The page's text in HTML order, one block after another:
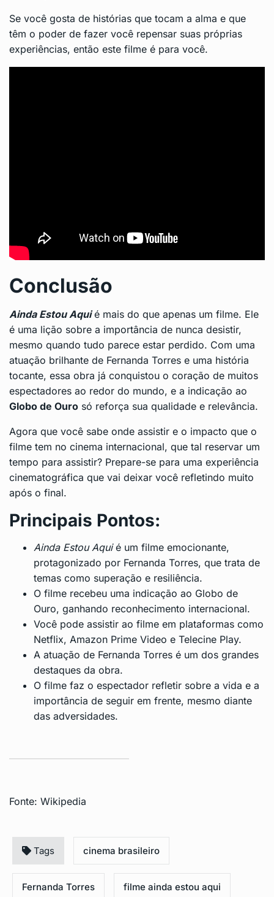
Se você gosta de histórias que tocam a alma e que
têm o poder de fazer você repensar suas próprias
experiências, então este filme é para você.
Conclusão
Ainda Estou Aquié mais do que apenas um filme. Ele
é uma lição sobre a importância de nunca desistir,
mesmo quando tudo parece estar perdido. Com uma
atuação brilhante de Fernanda Torres e uma história
tocante, essa obra já conquistou o coração de muitos
espectadores ao redor do mundo, e a indicação ao
Globo de Ouro só reforça sua qualidade e relevância.
Agora que você sabe onde assistir e o impacto que o
filme tem no cinema internacional, que tal reservar um
tempo para assistir? Prepare-se para uma experiência
cinematográfica que vai deixar você refletindo muito
após o final.
Principais Pontos:
Ainda Estou Aquié um filme emocionante,
protagonizado por Fernanda Torres, que trata de
temas como superação e resiliência.
O filme recebeu uma indicação ao Globo de
Ouro, ganhando reconhecimento internacional.
Você pode assistir ao filme em plataformas como
Netflix, Amazon Prime Video e Telecine Play.
A atuação de Fernanda Torres é um dos grandes
destaques da obra.
O filme faz o espectador refletir sobre a vida e a
importância de seguir em frente, mesmo diante
das adversidades.
Fonte: Wikipedia
Tags cinema brasileiro
Fernanda Torres filme ainda estou aqui